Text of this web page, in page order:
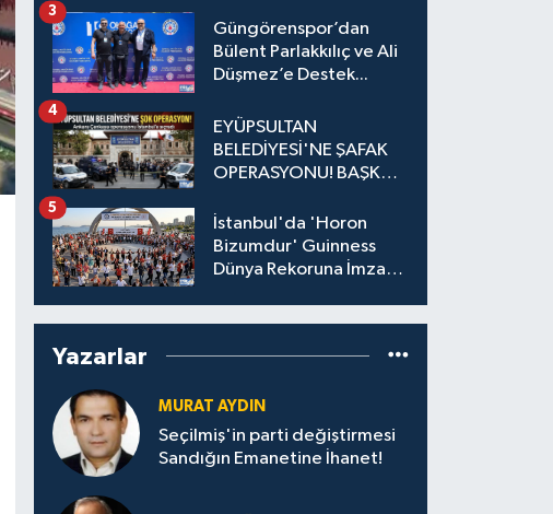
Güngörenspor’dan
Bülent Parlakkılıç ve Ali
Düşmez’e Destek...
3
EYÜPSULTAN
BELEDİYESİ'NE ŞAFAK
OPERASYONU! BAŞKAN
KALEM MÜDÜRÜ
GÖZALTINDA
4
İstanbul'da 'Horon
Bizumdur' Guinness
Dünya Rekoruna İmza
5
Yazarlar
MURAT AYDIN
Seçilmiş'in parti değiştirmesi
Sandığın Emanetine İhanet!